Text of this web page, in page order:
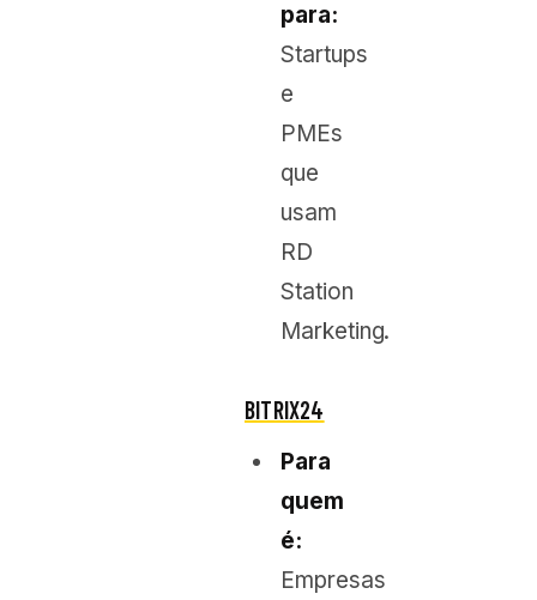
para:
Startups
e
PMEs
que
usam
RD
Station
Marketing.
BITRIX24
Para
quem
é:
Empresas